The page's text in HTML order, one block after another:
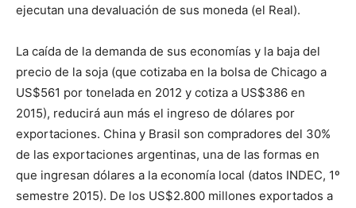
ejecutan una devaluación de sus moneda (el Real).
La caída de la demanda de sus economías y la baja del
precio de la soja (que cotizaba en la bolsa de Chicago a
US$561 por tonelada en 2012 y cotiza a US$386 en
2015), reducirá aun más el ingreso de dólares por
exportaciones. China y Brasil son compradores del 30%
de las exportaciones argentinas, una de las formas en
que ingresan dólares a la economía local (datos INDEC, 1º
semestre 2015). De los US$2.800 millones exportados a